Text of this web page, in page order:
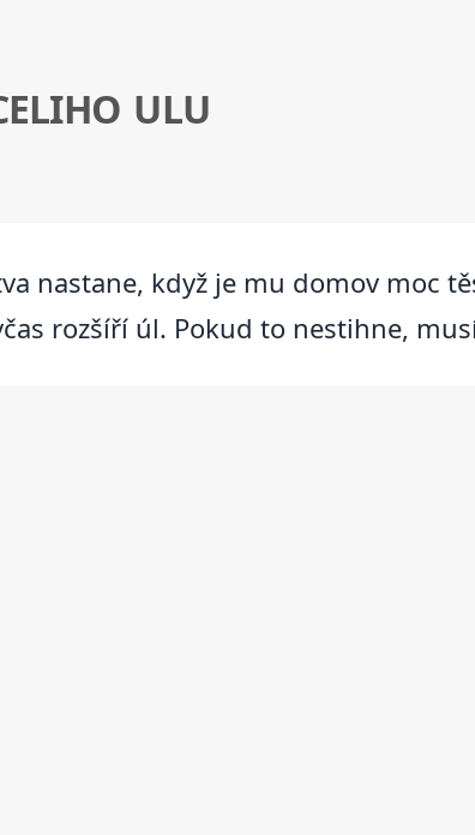
ULU
nastane, když je mu domov moc
rozšíří úl. Pokud to nestihne,